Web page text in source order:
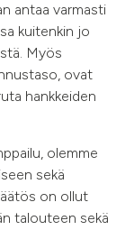
antaa varmasti
kuitenkin jo
Myös
ovat
hankkeiden
olemme
sekä
on ollut
talouteen sekä